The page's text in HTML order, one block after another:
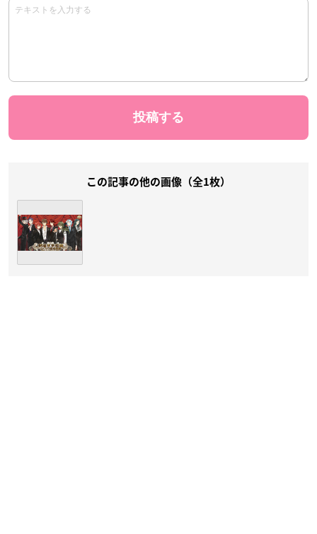
この記事の他の画像（全1枚）